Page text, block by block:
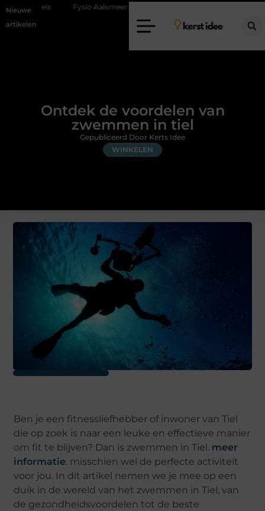
Nieuwe
artikelen
Fysio Aalsmeer: professionele hulp bij pijn en bewegingsklachten
Ontdek de voordelen van
zwemmen in tiel
WINKELEN
Gepubliceerd Door Kerts Idee
Ben je een fitnessliefhebber of inwoner van Tiel
die op zoek is naar een leuke en effectieve manier
om fit te blijven? Dan is zwemmen in Tiel. meer
informatie. misschien wel de perfecte activiteit
voor jou. In dit artikel nemen we je mee op een
duik in de wereld van het zwemmen in Tiel, van
de gezondheidsvoordelen tot de beste